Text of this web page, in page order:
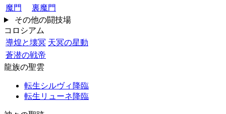
魔門
裏魔門
その他の闘技場
コロシアム
導煌と壊冥 天冥の星動
蒼潜の戦帝
龍族の聖雲
転生シルヴィ降臨
転生リューネ降臨